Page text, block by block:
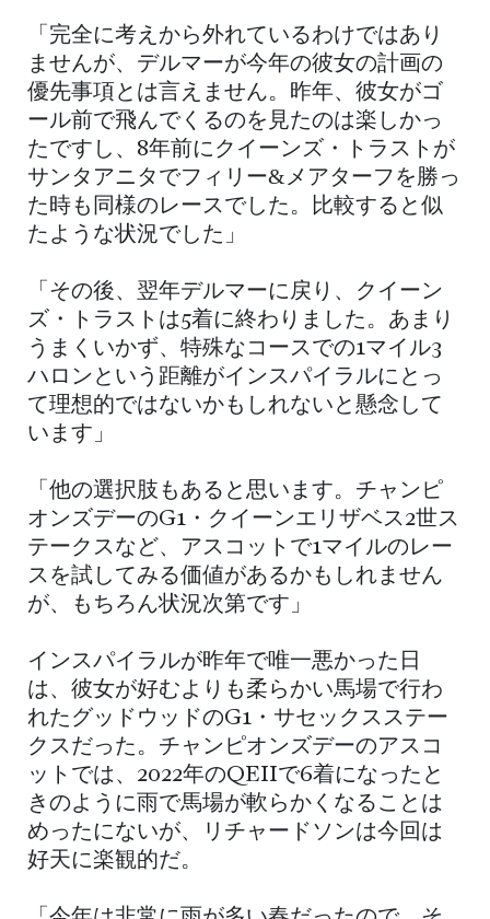
「完全に考えから外れているわけではあり
ませんが、デルマーが今年の彼女の計画の
優先事項とは言えません。昨年、彼女がゴ
ール前で飛んでくるのを見たのは楽しかっ
たですし、8年前にクイーンズ・トラストが
サンタアニタでフィリー&メアターフを勝っ
た時も同様のレースでした。比較すると似
たような状況でした」
「その後、翌年デルマーに戻り、クイーン
ズ・トラストは5着に終わりました。あまり
うまくいかず、特殊なコースでの1マイル3
ハロンという距離がインスパイラルにとっ
て理想的ではないかもしれないと懸念して
います」
「他の選択肢もあると思います。チャンピ
オンズデーのG1・クイーンエリザベス2世ス
テークスなど、アスコットで1マイルのレー
スを試してみる価値があるかもしれません
が、もちろん状況次第です」
インスパイラルが昨年で唯一悪かった日
は、彼女が好むよりも柔らかい馬場で行わ
れたグッドウッドのG1・サセックスステー
クスだった。チャンピオンズデーのアスコ
ットでは、2022年のQEIIで6着になったと
きのように雨で馬場が軟らかくなることは
めったにないが、リチャードソンは今回は
好天に楽観的だ。